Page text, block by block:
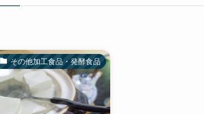
その他加工食品・発酵食品